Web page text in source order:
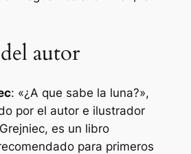
autor
: «¿A que sabe la luna?»,
por el autor e ilustrador
es un libro
para primeros